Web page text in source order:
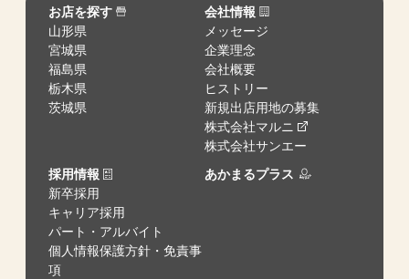
お店を探す
山形県
宮城県
福島県
栃木県
茨城県
会社情報
メッセージ
企業理念
会社概要
ヒストリー
新規出店用地の募集
株式会社マルニ
株式会社サンエー
採用情報
新卒採用
キャリア採用
パート・アルバイト
個人情報保護方針・免責事
項
あかまるプラス